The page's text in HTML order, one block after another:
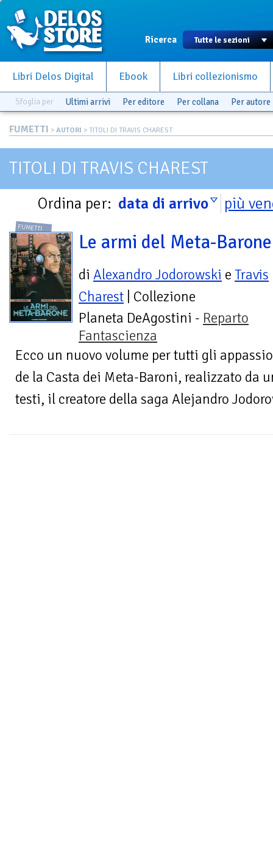
Ricerca
Libri Delos Digital Ebook Libri collezionismo
Sfoglia per Ultimi arrivi Per editore Per collana Per autore
FUMETTI > AUTORI > TITOLI DI TRAVIS CHAREST
TITOLI DI TRAVIS CHAREST
Ordina per: data di arrivo più
FUMETTI
Le armi del Meta-Barone
di Alexandro Jodorowski e Travis
Charest | Collezione
Planeta DeAgostini - Reparto
Fantascienza
Ecco un nuovo volume per tutti gli
de la Casta dei Meta-Baroni, realizzato da
testi, il creatore della saga Alejandro